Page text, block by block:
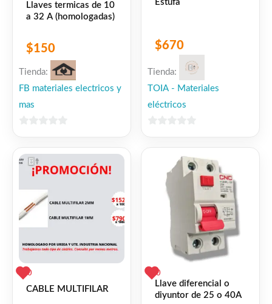
Llaves termicas de 10
a 32 A (homologadas)
$150
Tienda:
FB materiales electricos y
mas
5
Estufa
$670
Tienda:
TOIA - Materiales
eléctricos
0
CABLE MULTIFILAR
0
Llave diferencial o
diyuntor de 25 o 40A